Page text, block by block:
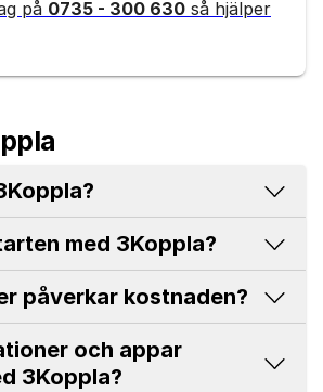
på 0735 - 300 630 så hjälper
med 3Koppla?
påverkar kostnaden?
och appar
3Koppla?